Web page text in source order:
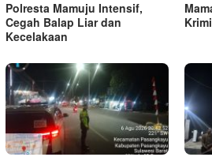
Polresta Mamuju Intensif,
Cegah Balap Liar dan
Kecelakaan